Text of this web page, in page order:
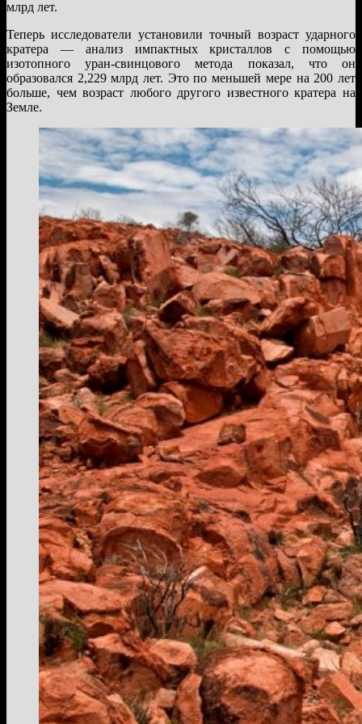
млрд лет.
Теперь исследователи установили точный возраст ударного
кратера — анализ импактных кристаллов с помощью
изотопного уран-свинцового метода показал, что он
образовался 2,229 млрд лет. Это по меньшей мере на 200 лет
больше, чем возраст любого другого известного кратера на
Земле.